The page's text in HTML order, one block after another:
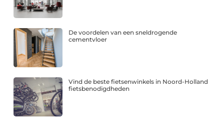
De voordelen van een sneldrogende
cementvloer
Vind de beste fietsenwinkels in Noord-Holland
fietsbenodigdheden